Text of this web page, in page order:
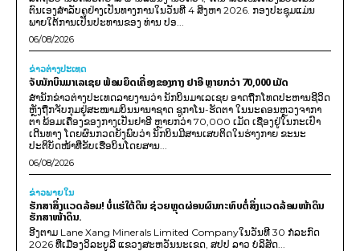
ຕົນເອງສຳລັບຄູຢ່າງເປັນທາງການໃນວັນທີ 4 ສິງຫາ 2026. ກອງປະຊຸມແມ່ນ
ພາຍໃຕ້ການເປັນປະທານຂອງ ທ່ານ ປອ...
06/08/2026
ຂ່າວຕ່າງປະເທດ
ຈັບນັກບິນມາເລເຊຍ ພ້ອມຍຶດເຄື່ອງຂອງກາງ ຢາອີ ຫຼາຍກວ່າ 70,000 ເມັດ
ສຳນັກຂ່າວຕ່າງປະເທດລາຍງານວ່າ ນັກບິນມາເລເຊຍ ອາດຖືກໂທດປະຫານຊີວິດ
ຫຼັງຖືກຈັບກຸມຢູ່ສະໜາມບິນນານາຊາດ ຊູກາໂນ-ຮັດຕາ ໃນນະຄອນຫຼວງຈາກາ
ຕາ ພ້ອມເຄື່ອງຂອງກາງເປັນຢາອີ ຫຼາຍກວ່າ 70,000 ເມັດ ເຊື່ອງຢູ່ໃນກະເປົາ
ເດີນທາງ ໂດຍຜົນກວດຍັງພົບວ່າ ນັກບິນມີສານເສບຕິດໃນຮ່າງກາຍ ຂະນະ
ປະຕິບັດໜ້າທີ່ຂັບເຮືອບິນໂດຍສານ...
06/08/2026
ຂ່າວພາຍ​ໃນ
ຮັກສາສິ່ງແວດລ້ອມ! ບໍ່ແຮ່ໃຕ້ດິນ ຊ່ວຍຫຼຸດຜ່ອນຜົນກະທົບຕໍ່ສິ່ງແວດລ້ອມໜ້າດິນ
ຮັກສາໜ້າດິນ.
ອີງຕາມ Lane Xang Minerals Limited Companyໃນວັນທີ 30 ກໍລະກົດ
2026 ທີ່ເມືອງວິລະບູລີ ແຂວງສະຫວັນນະເຂດ, ສປປ ລາວ ບໍລິສັດ...